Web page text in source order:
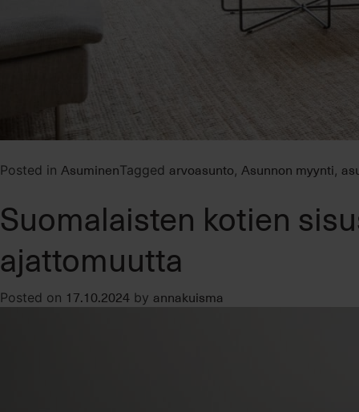
Posted in AsuminenTagged arvoasunto, Asunnon myynti,
Suomalaisten kotien
ajattomuutta
Posted on 17.10.2024 by annakuisma